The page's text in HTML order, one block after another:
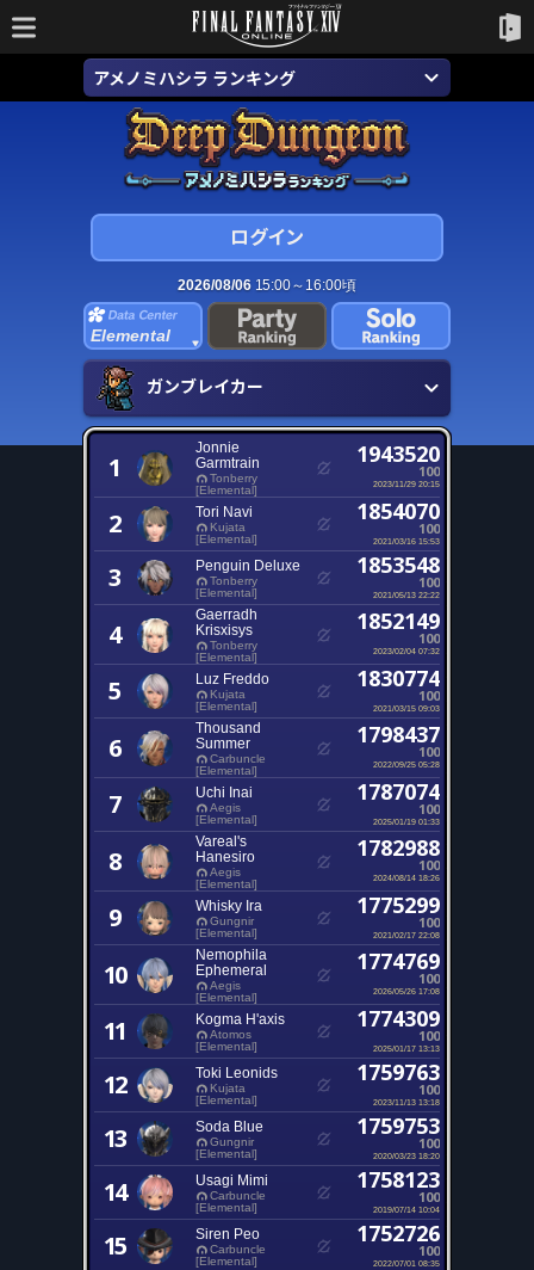
アメノミハシラ ランキング
2026/08/0615:00～16:00頃
Elemental
ガンブレイカー
1
Jonnie
Garmtrain
Tonberry
[Elemental]
1943520
100
2023/11/29 20:15
2 Tori Navi
Kujata
[Elemental]
1854070
100
2021/03/16 15:53
3 Penguin Deluxe
Tonberry
[Elemental]
1853548
100
2021/05/13 22:22
4
Gaerradh
Krisxisys
Tonberry
[Elemental]
1852149
100
2023/02/04 07:32
5 Luz Freddo
Kujata
[Elemental]
1830774
100
2021/03/15 09:03
6
Thousand
Summer
Carbuncle
[Elemental]
1798437
100
2022/09/25 05:28
7 Uchi Inai
Aegis
[Elemental]
1787074
100
2025/01/19 01:33
8
Vareal's
Hanesiro
Aegis
[Elemental]
1782988
100
2024/08/14 18:26
9 Whisky Ira
Gungnir
[Elemental]
1775299
100
2021/02/17 22:08
10
Nemophila
Ephemeral
Aegis
[Elemental]
1774769
100
2026/05/26 17:08
11 Kogma H'axis
Atomos
[Elemental]
1774309
100
2025/01/17 13:13
12 Toki Leonids
Kujata
[Elemental]
1759763
100
2023/11/13 13:18
13 Soda Blue
Gungnir
[Elemental]
1759753
100
2020/03/23 18:20
14 Usagi Mimi
Carbuncle
[Elemental]
1758123
100
2019/07/14 10:04
15 Siren Peo
Carbuncle
[Elemental]
1752726
100
2022/07/01 08:35